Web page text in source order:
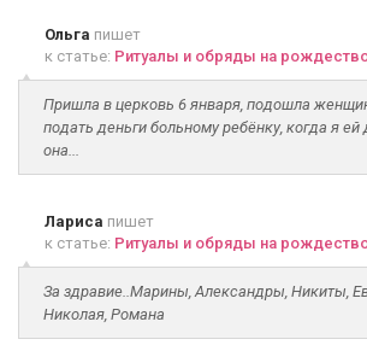
Ольга пишет
к статье: Ритуалы и обряды на
Пришла в церковь 6 января, подошла
подать деньги больному ребёнку, когда я ей
она...
Лариса пишет
к статье: Ритуалы и обряды на
За здравие..Марины, Александры, Никиты,
Николая, Романа